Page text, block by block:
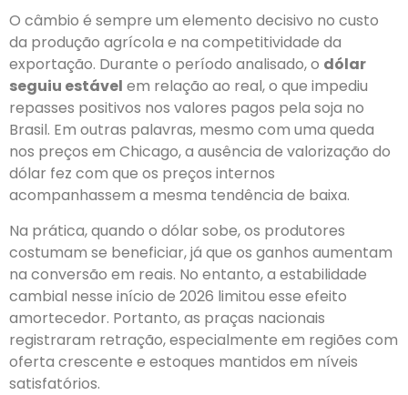
O câmbio é sempre um elemento decisivo no custo
da produção agrícola e na competitividade da
exportação. Durante o período analisado, o dólar
seguiu estável em relação ao real, o que impediu
repasses positivos nos valores pagos pela soja no
Brasil. Em outras palavras, mesmo com uma queda
nos preços em Chicago, a ausência de valorização do
dólar fez com que os preços internos
acompanhassem a mesma tendência de baixa.
Na prática, quando o dólar sobe, os produtores
costumam se beneficiar, já que os ganhos aumentam
na conversão em reais. No entanto, a estabilidade
cambial nesse início de 2026 limitou esse efeito
amortecedor. Portanto, as praças nacionais
registraram retração, especialmente em regiões com
oferta crescente e estoques mantidos em níveis
satisfatórios.